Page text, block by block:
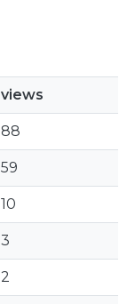
views
88
59
10
3
2